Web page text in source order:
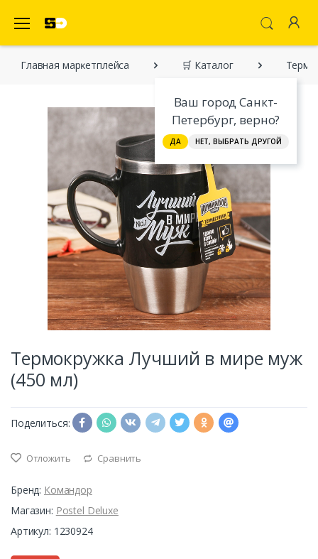
Ваш город Санкт-
Петербург, верно?
ДА НЕТ, ВЫБРАТЬ ДРУГОЙ
Главная марĸетплейса 🛒 Каталог
Термокружка Лучший в мире муж
(450 мл)
Поделиться:
Отложить Сравнить
Бренд: Командор
Магазин: Postel Deluxe
Артикул: 1230924